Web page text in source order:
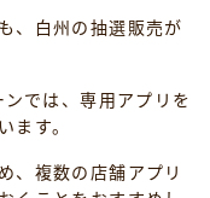
、白州の抽選販売が
では、専用アプリを
ます。
、複数の店舗アプリ